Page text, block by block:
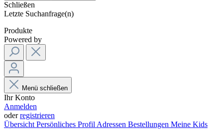
Schließen
Letzte Suchanfrage(n)
Produkte
Powered by
Menü schließen
Ihr Konto
Anmelden
oderregistrieren
Übersicht Persönliches Profil Adressen Bestellungen Meine Kids